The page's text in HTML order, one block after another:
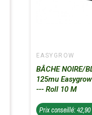
EASYGROW
BÂCHE NOIRE/
125mu
--- Roll 10 M
Prix conseillé: 42,90